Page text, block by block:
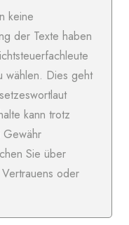
keine
der Texte haben
wählen. Dies geht
kann trotz
Gewähr
Sie über
oder